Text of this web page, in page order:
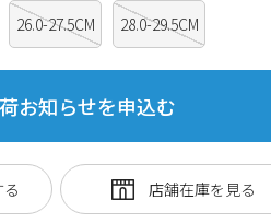
26.0-27.5CM 28.0-29.5CM
お知らせを申込む